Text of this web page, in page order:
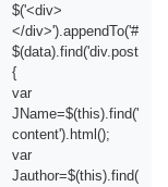
$('<div>
</
{
var
content').html();
var
Jauthor=$(this).find('.pa-